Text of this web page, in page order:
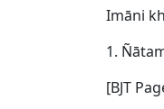
Imāni
1.
[BJT